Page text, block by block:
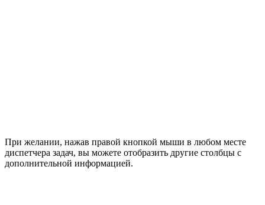
При желании, нажав правой кнопкой мыши в любом месте
диспетчера задач, вы можете отобразить другие столбцы с
дополнительной информацией.